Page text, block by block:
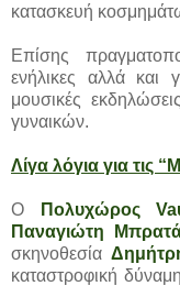
κατασκευή
Επίσης
ενήλικες αλλά και
μουσικές
γυναικών.
Λίγα λόγια για τις
Ο Πολυχώρος
Παναγιώτη
σκηνοθεσία
καταστροφική